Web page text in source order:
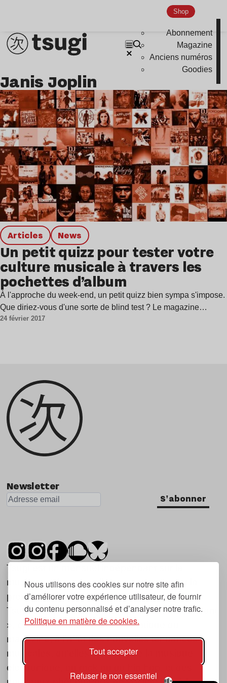
Nous utilisons des cookies sur notre site afin
d’améliorer votre expérience utilisateur, de fournir
du contenu personnalisé et d’analyser notre trafic.
Politique en matière de cookies.
Tout accepter
Refuser le non essentiel
Shop
Abonnement
Magazine
Anciens numéros
Goodies
Janis Joplin
Articles news
Un petit quizz pour tester votre
culture musicale à travers les
pochettes d’album
À l'approche du week-end, un petit quizz bien sympa s'impose.
Que diriez-vous d'une sorte de blind test ? Le magazine…
24 février 2017
Newsletter
S'abonner
Tsugi est un mensuel indépendant sur la
musique et les nouvelles tendances, dont la
première parution date de 2007.
Tsugi en japonais signifie « prochain », « suivant
», ce qui correspond à la thématique du
magazine, à l’affût des nouvelles tendances
musicales, qu’elles viennent de la musique
électronique, du rock ou du hip hop, et des